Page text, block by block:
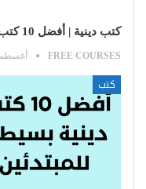
كتب دينية | أفضل 10 كتب دينية بسيطة للمبتدئين
FREE COURSES أغسطس 19,
كتب